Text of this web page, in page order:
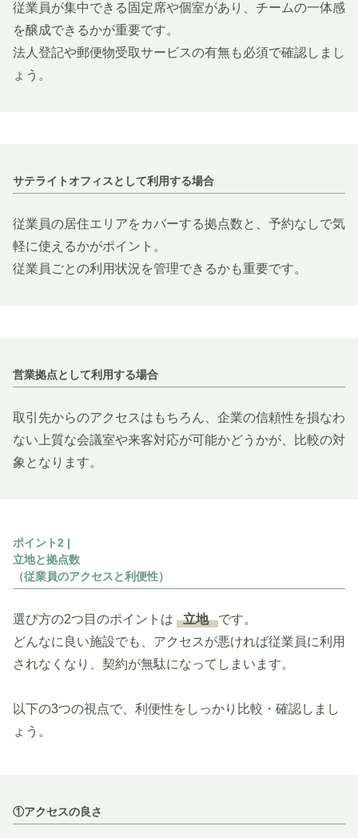
従業員が集中できる固定席や個室があり、チームの一体感
を醸成できるかが重要です。
法人登記や郵便物受取サービスの有無も必須で確認しまし
ょう。
サテライトオフィスとして利用する場合
従業員の居住エリアをカバーする拠点数と、予約なしで気
軽に使えるかがポイント。
従業員ごとの利用状況を管理できるかも重要です。
営業拠点として利用する場合
取引先からのアクセスはもちろん、企業の信頼性を損なわ
ない上質な会議室や来客対応が可能かどうかが、比較の対
象となります。
ポイント2 |
立地と拠点数
（従業員のアクセスと利便性）
選び方の2つ目のポイントは 立地 です。
どんなに良い施設でも、アクセスが悪ければ従業員に利用
されなくなり、契約が無駄になってしまいます。
以下の3つの視点で、利便性をしっかり比較・確認しまし
ょう。
①アクセスの良さ